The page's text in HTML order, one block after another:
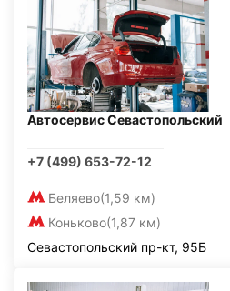
Автосервис Севастопольский
+7 (499) 653-72-12
Беляево(1,59 км)
Коньково(1,87 км)
Севастопольский пр-кт, 95Б